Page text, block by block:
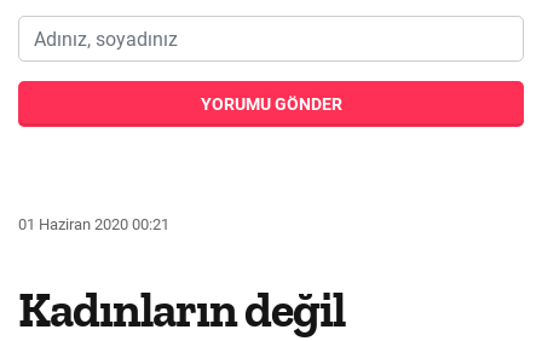
YORUMU GÖNDER
01 Haziran 2020 00:21
Kadınların değil